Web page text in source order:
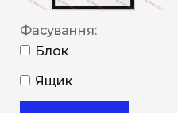
Фасування:
Блок
Ящик